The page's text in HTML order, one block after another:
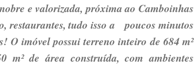
e valorizada, próxima ao Camboinhas
restaurantes, tudo isso a poucos minutos
O imóvel possui terreno inteiro de 684 m²
m² de área construída, com ambientes